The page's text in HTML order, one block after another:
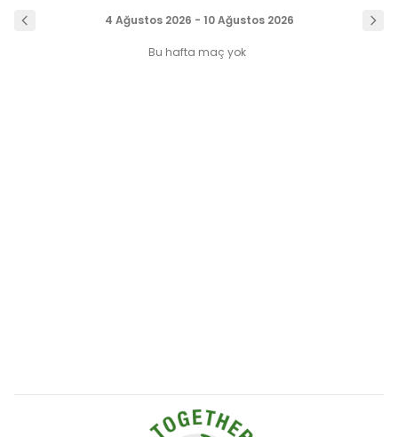
4 Ağustos 2026 - 10 Ağustos 2026
Bu hafta maç yok